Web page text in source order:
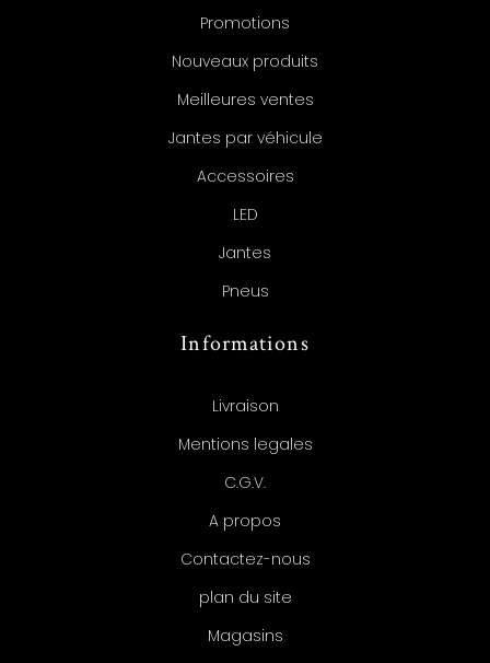
Promotions
Nouveaux produits
Meilleures ventes
Jantes par véhicule
Accessoires
LED
Jantes
Pneus
Informations
Livraison
Mentions legales
C.G.V.
A propos
Contactez-nous
plan du site
Magasins